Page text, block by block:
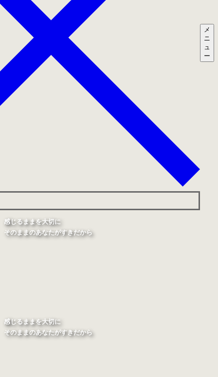
メ
ニ
ュ
ー
感じるままを大切に
そのままのあなたがすきだから
感じるままを大切に
そのままのあなたがすきだから